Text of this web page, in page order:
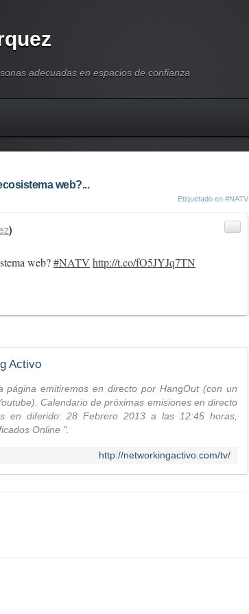
adecuadas en espacios de confianza
web?...
Etiquetado en #NATV
web?#NATV http://t.co/fO5JYJq7TN
)
Activo
emitiremos en directo por HangOut (con un
Calendario de próximas emisiones en directo
en diferido: 28 Febrero 2013 a las 12:45 horas,
Online ".
http://networkingactivo.com/tv/